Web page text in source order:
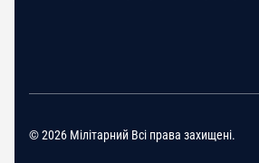
© 2026 Мілітарний Всі права захищені.